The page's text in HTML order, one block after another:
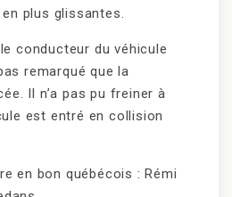
plus glissantes.
conducteur du véhicule
remarqué que la
Il n’a pas pu freiner à
est entré en collision
en bon québécois : Rémi